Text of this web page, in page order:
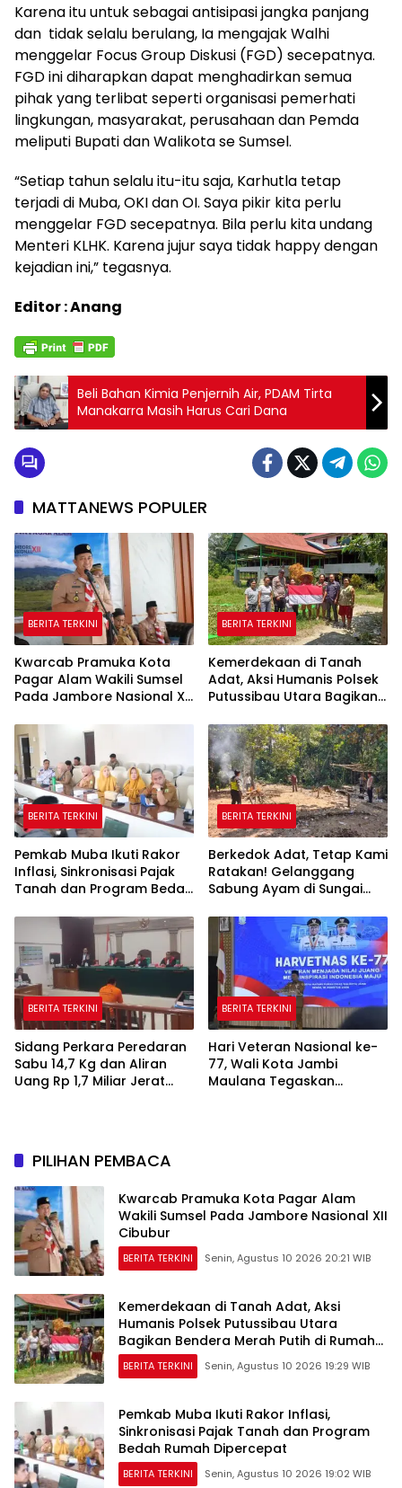
Karena itu untuk sebagai antisipasi jangka panjang
dan tidak selalu berulang, Ia mengajak Walhi
menggelar Focus Group Diskusi (FGD) secepatnya.
FGD ini diharapkan dapat menghadirkan semua
pihak yang terlibat seperti organisasi pemerhati
lingkungan, masyarakat, perusahaan dan Pemda
meliputi Bupati dan Walikota se Sumsel.
“Setiap tahun selalu itu-itu saja, Karhutla tetap
terjadi di Muba, OKI dan OI. Saya pikir kita perlu
menggelar FGD secepatnya. Bila perlu kita undang
Menteri KLHK. Karena jujur saya tidak happy dengan
kejadian ini,” tegasnya.
Editor : Anang
Beli Bahan Kimia Penjernih Air, PDAM Tirta
Manakarra Masih Harus Cari Dana
MATTANEWS POPULER
BERITA TERKINI
Kwarcab Pramuka Kota
Pagar Alam Wakili Sumsel
Pada Jambore Nasional XII
BERITA TERKINI
Kemerdekaan di Tanah
Adat, Aksi Humanis Polsek
Putussibau Utara Bagikan
Rumah Betang
BERITA TERKINI
Pemkab Muba Ikuti Rakor
Inflasi, Sinkronisasi Pajak
Tanah dan Program Bedah
BERITA TERKINI
Berkedok Adat, Tetap Kami
Ratakan! Gelanggang
Sabung Ayam di Sungai
Hilir
BERITA TERKINI
Sidang Perkara Peredaran
Sabu 14,7 Kg dan Aliran
Uang Rp 1,7 Miliar Jerat
BERITA TERKINI
Hari Veteran Nasional ke-
77, Wali Kota Jambi
Maulana Tegaskan
PILIHAN PEMBACA
Kwarcab Pramuka Kota Pagar Alam
Wakili Sumsel Pada Jambore Nasional XII
Cibubur
BERITA TERKINI Senin, Agustus 10 2026 20:21 WIB
Kemerdekaan di Tanah Adat, Aksi
Humanis Polsek Putussibau Utara
Bagikan Bendera Merah Putih di Rumah
Betang
BERITA TERKINI Senin, Agustus 10 2026 19:29 WIB
Pemkab Muba Ikuti Rakor Inflasi,
Sinkronisasi Pajak Tanah dan Program
Bedah Rumah Dipercepat
BERITA TERKINI Senin, Agustus 10 2026 19:02 WIB